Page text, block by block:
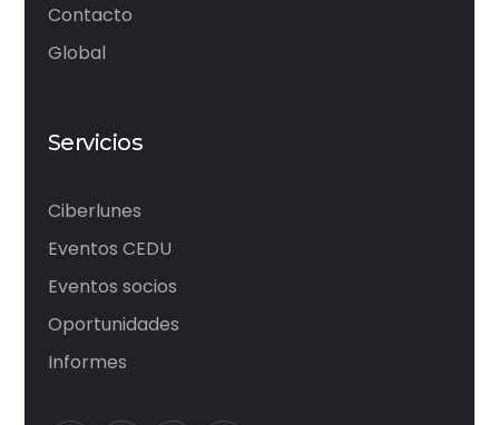
Contacto
Global
Servicios
Ciberlunes
Eventos CEDU
Eventos socios
Oportunidades
Informes